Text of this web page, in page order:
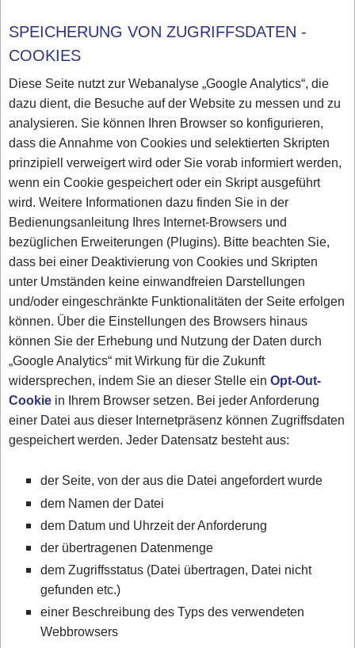
SPEICHERUNG VON ZUGRIFFSDATEN -
COOKIES
Diese Seite nutzt zur Webanalyse „Google Analytics“, die
dazu dient, die Besuche auf der Website zu messen und zu
analysieren. Sie können Ihren Browser so konfigurieren,
dass die Annahme von Cookies und selektierten Skripten
prinzipiell verweigert wird oder Sie vorab informiert werden,
wenn ein Cookie gespeichert oder ein Skript ausgeführt
wird. Weitere Informationen dazu finden Sie in der
Bedienungsanleitung Ihres Internet-Browsers und
bezüglichen Erweiterungen (Plugins). Bitte beachten Sie,
dass bei einer Deaktivierung von Cookies und Skripten
unter Umständen keine einwandfreien Darstellungen
und/oder eingeschränkte Funktionalitäten der Seite erfolgen
können. Über die Einstellungen des Browsers hinaus
können Sie der Erhebung und Nutzung der Daten durch
„Google Analytics“ mit Wirkung für die Zukunft
widersprechen, indem Sie an dieser Stelle einOpt-Out-
Cookie in Ihrem Browser setzen. Bei jeder Anforderung
einer Datei aus dieser Internetpräsenz können Zugriffsdaten
gespeichert werden. Jeder Datensatz besteht aus:
der Seite, von der aus die Datei angefordert wurde
dem Namen der Datei
dem Datum und Uhrzeit der Anforderung
der übertragenen Datenmenge
dem Zugriffsstatus (Datei übertragen, Datei nicht
gefunden etc.)
einer Beschreibung des Typs des verwendeten
Webbrowsers